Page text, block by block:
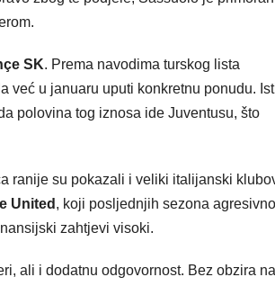
SK. Prema navodima turskog lista
već u januaru uputi konkretnu ponudu.
polovina tog iznosa ide Juventusu, što
ranije su pokazali i veliki italijanski
United , koji posljednjih sezona agresivno
zahtjevi visoki.
ali i dodatnu odgovornost. Bez obzira